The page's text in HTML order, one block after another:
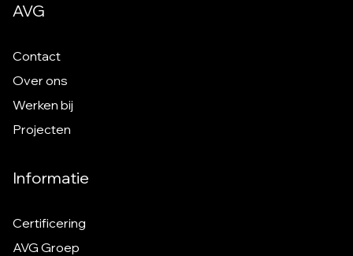
AVG
Contact
Over ons
Werken bij
Projecten
Informatie
Certificering
AVG Groep